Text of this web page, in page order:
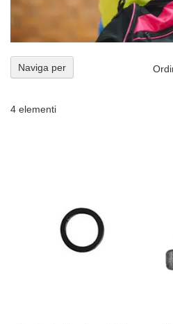
4 elementi
Naviga per